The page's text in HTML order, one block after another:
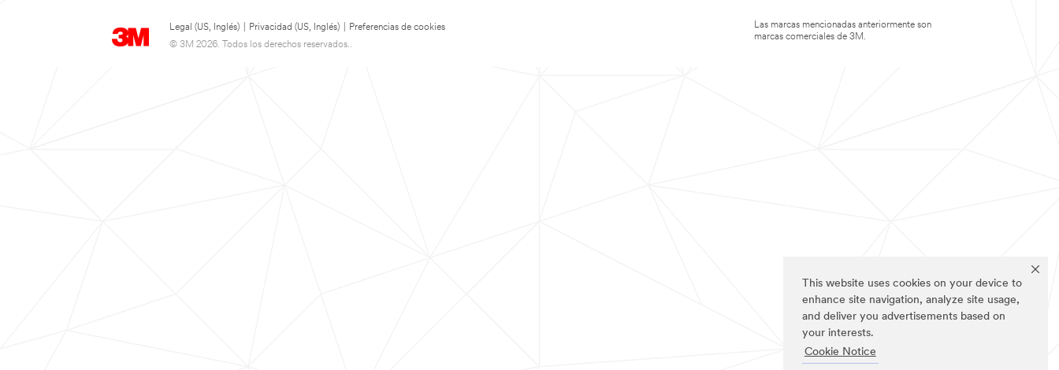
This website uses cookies on your device to
enhance site navigation, analyze site usage,
and deliver you advertisements based on
your interests.
Cookie Notice
Legal (US, Inglés) Privacidad (US, Inglés)
Preferencias de cookies
© 3M 2026. Todos los derechos reservados..
Las marcas mencionadas anteriormente son
marcas comerciales de 3M.